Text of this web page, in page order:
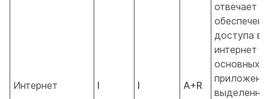
Интернет I I A+R
отвечает
доступа в
интернет
основных